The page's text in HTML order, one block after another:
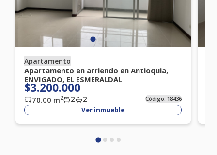
Apartamento
Apartamento en arriendo en Antioquia,
ENVIGADO, EL ESMERALDAL
$3.200.000
70.00 m2 2 2 Código: 18436
Ver inmueble